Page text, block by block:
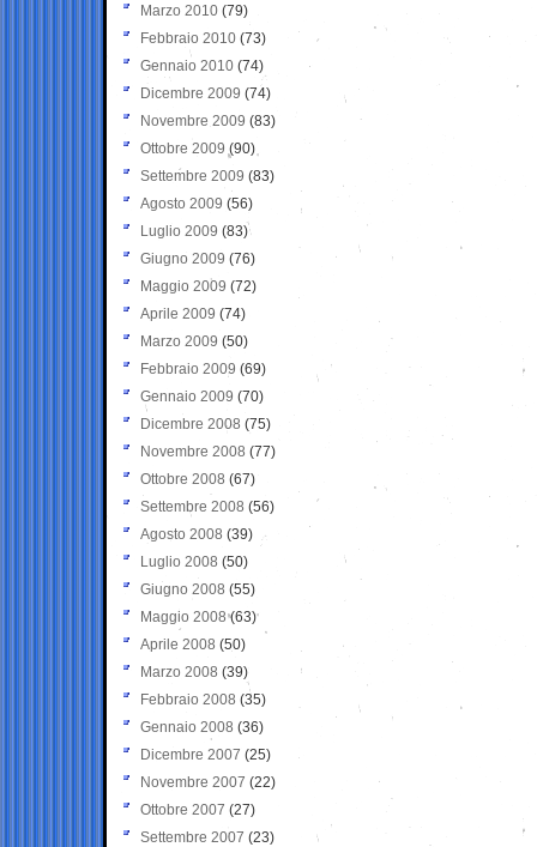
Marzo 2010 (79)
Febbraio 2010 (73)
Gennaio 2010 (74)
Dicembre 2009 (74)
Novembre 2009 (83)
Ottobre 2009 (90)
Settembre 2009 (83)
Agosto 2009 (56)
Luglio 2009 (83)
Giugno 2009 (76)
Maggio 2009 (72)
Aprile 2009 (74)
Marzo 2009 (50)
Febbraio 2009 (69)
Gennaio 2009 (70)
Dicembre 2008 (75)
Novembre 2008 (77)
Ottobre 2008 (67)
Settembre 2008 (56)
Agosto 2008 (39)
Luglio 2008 (50)
Giugno 2008 (55)
Maggio 2008(63)
Aprile 2008 (50)
Marzo 2008 (39)
Febbraio 2008 (35)
Gennaio 2008 (36)
Dicembre 2007 (25)
Novembre 2007 (22)
Ottobre 2007 (27)
Settembre 2007 (23)